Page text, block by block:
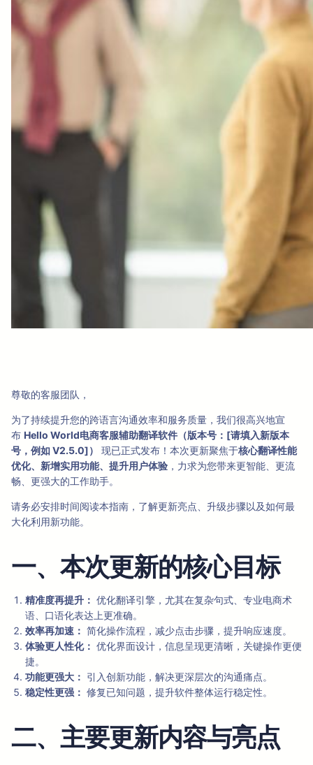
尊敬的客服团队，
为了持续提升您的跨语言沟通效率和服务质量，我们很高兴地宣
布 Hello World电商客服辅助翻译软件（版本号：[请填入新版本
号，例如 V2.5.0]）
现已正式发布！本次更新聚焦于核心翻译性能
优化、新增实用功能、提升用户体验 ，力求为您带来更智能、更流
畅、更强大的工作助手。
请务必安排时间阅读本指南，了解更新亮点、升级步骤以及如何最
大化利用新功能。
一、本次更新的核心目标
精准度再提升： 优化翻译引擎，尤其在复杂句式、专业电商术
语、口语化表达上更准确。
效率再加速： 简化操作流程，减少点击步骤，提升响应速度。
体验更人性化： 优化界面设计，信息呈现更清晰，关键操作更便
捷。
功能更强大： 引入创新功能，解决更深层次的沟通痛点。
稳定性更强： 修复已知问题，提升软件整体运行稳定性。
二、主要更新内容与亮点